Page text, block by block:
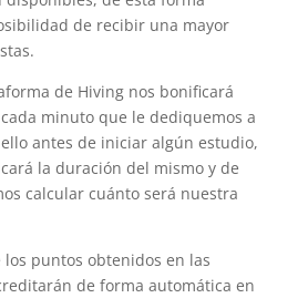
de recibir una mayor
de Hiving nos bonificará
minuto que le dediquemos a
antes de iniciar algún estudio,
la duración del mismo y de
calcular cuánto será nuestra
puntos obtenidos en las
de forma automática en